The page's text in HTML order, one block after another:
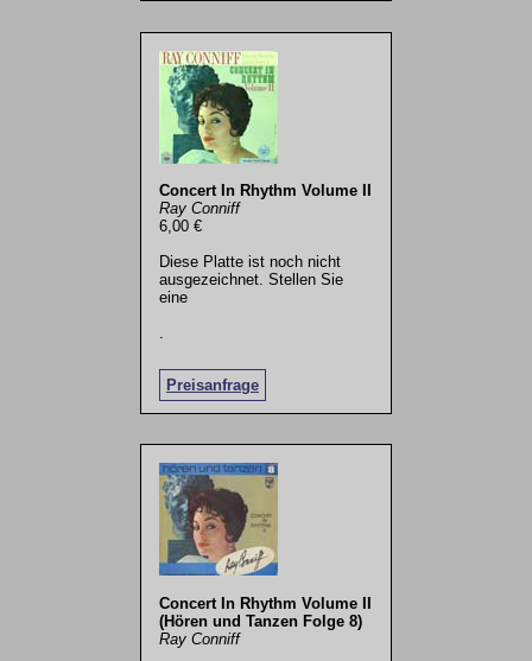
Concert In Rhythm Volume II
Ray Conniff
6,00 €
Diese Platte ist noch nicht
ausgezeichnet. Stellen Sie
eine
Preisanfrage
.
Concert In Rhythm Volume II
(Hören und Tanzen Folge 8)
Ray Conniff